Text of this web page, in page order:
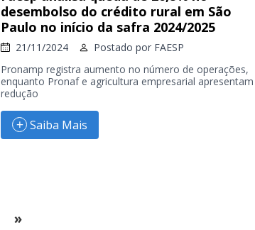
desembolso do crédito rural em São
Paulo no início da safra 2024/2025
21/11/2024 Postado por FAESP
Pronamp registra aumento no número de operações,
enquanto Pronaf e agricultura empresarial apresentam
redução
Saiba Mais
»